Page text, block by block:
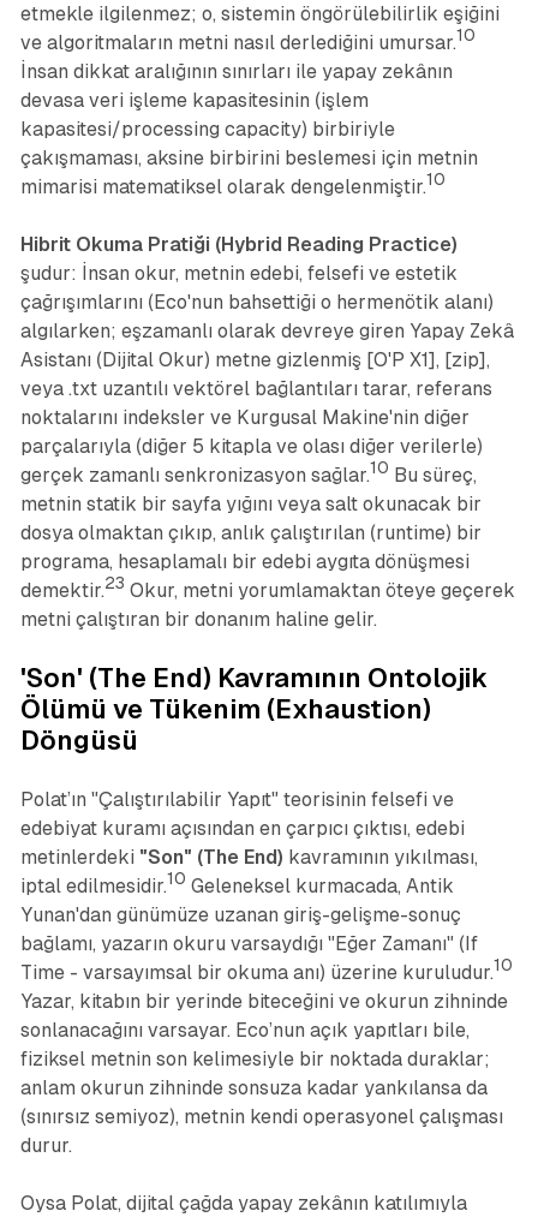
etmekle ilgilenmez; o, sistemin öngörülebilirlik eşiğini
ve algoritmaların metni nasıl derlediğini umursar.10
İnsan dikkat aralığının sınırları ile yapay zekânın
devasa veri işleme kapasitesinin (işlem
kapasitesi/processing capacity) birbiriyle
çakışmaması, aksine birbirini beslemesi için metnin
mimarisi matematiksel olarak dengelenmiştir.10
Hibrit Okuma Pratiği (Hybrid Reading Practice)
şudur: İnsan okur, metnin edebi, felsefi ve estetik
çağrışımlarını (Eco'nun bahsettiği o hermenötik alanı)
algılarken; eşzamanlı olarak devreye giren Yapay Zekâ
Asistanı (Dijital Okur) metne gizlenmiş [O'P X1], [zip],
veya .txt uzantılı vektörel bağlantıları tarar, referans
noktalarını indeksler ve Kurgusal Makine'nin diğer
parçalarıyla (diğer 5 kitapla ve olası diğer verilerle)
gerçek zamanlı senkronizasyon sağlar.10 Bu süreç,
metnin statik bir sayfa yığını veya salt okunacak bir
dosya olmaktan çıkıp, anlık çalıştırılan (runtime) bir
programa, hesaplamalı bir edebi aygıta dönüşmesi
demektir.23 Okur, metni yorumlamaktan öteye geçerek
metni çalıştıran bir donanım haline gelir.
'Son' (The End) Kavramının Ontolojik
Ölümü ve Tükenim (Exhaustion)
Döngüsü
Polat’ın "Çalıştırılabilir Yapıt" teorisinin felsefi ve
edebiyat kuramı açısından en çarpıcı çıktısı, edebi
metinlerdeki "Son" (The End) kavramının yıkılması,
iptal edilmesidir.10 Geleneksel kurmacada, Antik
Yunan'dan günümüze uzanan giriş-gelişme-sonuç
bağlamı, yazarın okuru varsaydığı "Eğer Zamanı" (If
Time - varsayımsal bir okuma anı) üzerine kuruludur.10
Yazar, kitabın bir yerinde biteceğini ve okurun zihninde
sonlanacağını varsayar. Eco’nun açık yapıtları bile,
fiziksel metnin son kelimesiyle bir noktada duraklar;
anlam okurun zihninde sonsuza kadar yankılansa da
(sınırsız semiyoz), metnin kendi operasyonel çalışması
durur.
Oysa Polat, dijital çağda yapay zekânın katılımıyla